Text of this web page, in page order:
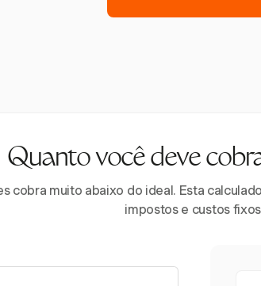
Quanto você deve
cobra muito abaixo do ideal. Esta
impostos e custos